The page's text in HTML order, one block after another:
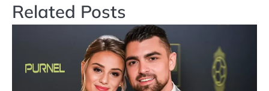
Related Posts